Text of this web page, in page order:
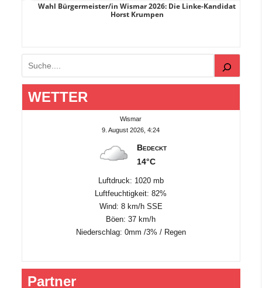
Wahl Bürgermeister/in Wismar 2026: Die Linke-Kandidat
Horst Krumpen
Suchen
WETTER
Wismar
9. August 2026, 4:24
Bedeckt
14°C
Luftdruck: 1020 mb
Luftfeuchtigkeit: 82%
Wind: 8 km/h SSE
Böen: 37 km/h
Niederschlag: 0mm /3% / Regen
Partner